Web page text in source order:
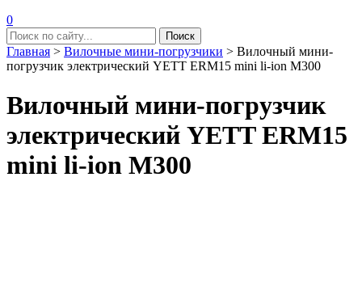
0
Главная > Вилочные мини-погрузчики > Вилочный мини-
погрузчик электрический YETT ERM15 mini li-ion M300
Вилочный мини-погрузчик
электрический YETT ERM15
mini li-ion M300